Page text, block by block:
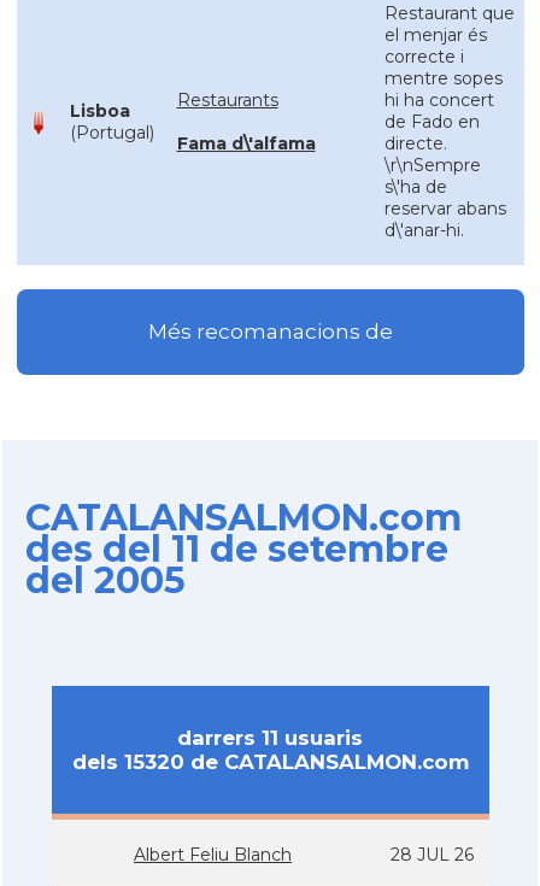
Lisboa
(Portugal)
Restaurants
Fama d\'alfama
Restaurant que
el menjar és
correcte i
mentre sopes
hi ha concert
de Fado en
directe.
\r\nSempre
s\'ha de
reservar abans
d\'anar-hi.
Més recomanacions de
CATALANSALMON.com
des del 11 de setembre
del 2005
darrers 11 usuaris
dels 15320 de CATALANSALMON.com
Albert Feliu Blanch 28 JUL 26